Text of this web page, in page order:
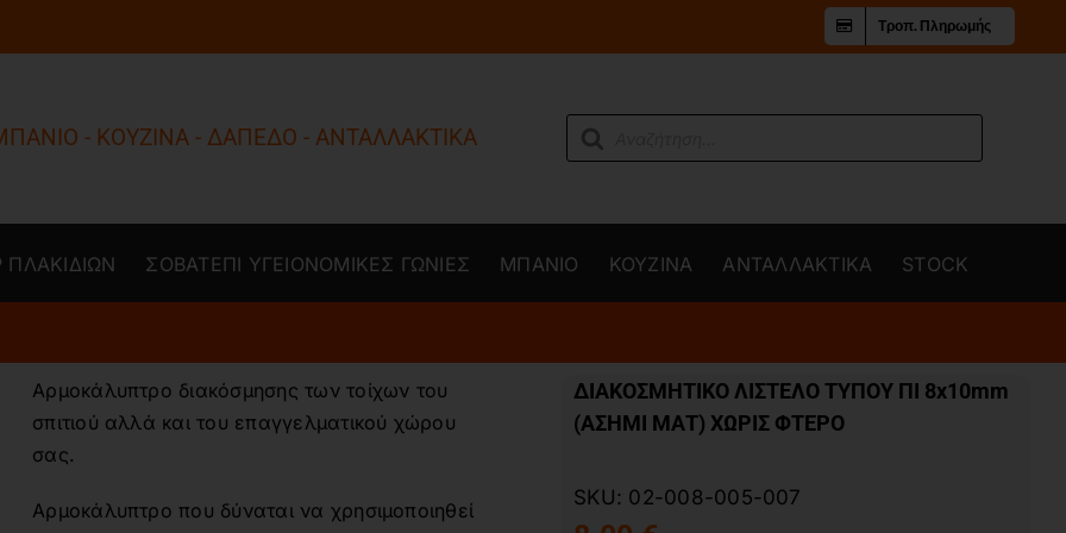
Τροπ. Πληρωμής
- ΚΟΥΖΙΝΑ - ΔΑΠΕΔΟ - ΑΝΤΑΛΛΑΚΤΙΚΑ
Products
search
ΣΟΒΑΤΕΠΙ ΥΓΕΙΟΝΟΜΙΚΕΣ ΓΩΝΙΕΣ ΜΠΑΝΙΟ ΚΟΥΖΙΝΑ ΑΝΤΑΛΛΑΚΤΙΚΑ STOCK
Αρμοκάλυπτρο διακόσμησης των τοίχων του
σπιτιού αλλά και του επαγγελματικού χώρου
σας.
Αρμοκάλυπτρο που δύναται να χρησιμοποιηθεί
ΔΙΑΚΟΣΜΗΤΙΚΟ ΛΙΣΤΕΛΟ ΤΥΠΟΥ ΠΙ 8x10mm
(ΑΣΗΜΙ ΜΑΤ) ΧΩΡΙΣ ΦΤΕΡΟ
SKU: 02-008-005-007